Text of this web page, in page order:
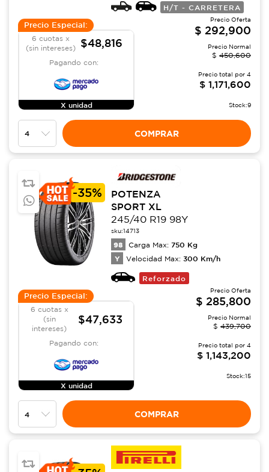
H/T - CARRETERA
Precio Especial:
6 cuotas x
(sin intereses)
$48,816
Pagando con:
X unidad
Precio Oferta
$ 292,900
Precio Normal
$ 450,600
Precio total por 4
$ 1,171,600
Stock:9
COMPRAR
-35%
POTENZA
SPORT XL
245/40 R19 98Y
sku:14713
98 Carga Max: 750 Kg
Y Velocidad Max: 300 Km/h
Reforzado
Precio Especial:
6 cuotas x
(sin
intereses)
$47,633
Pagando con:
X unidad
Precio Oferta
$ 285,800
Precio Normal
$ 439,700
Precio total por 4
$ 1,143,200
Stock:15
COMPRAR